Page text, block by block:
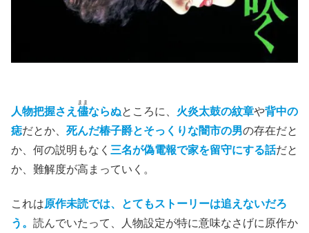
人物把握さえ 儘
まま
ならぬところに、 火炎太鼓の紋章や背中の
痣だとか、 死んだ椿子爵とそっくりな闇市の男の存在だと
か、何の説明もなく 三名が偽電報で家を留守にする話だと
か、難解度が高まっていく。
これは原作未読では、とてもストーリーは追えないだろ
う。 読んでいたって、人物設定が特に意味なさげに原作か